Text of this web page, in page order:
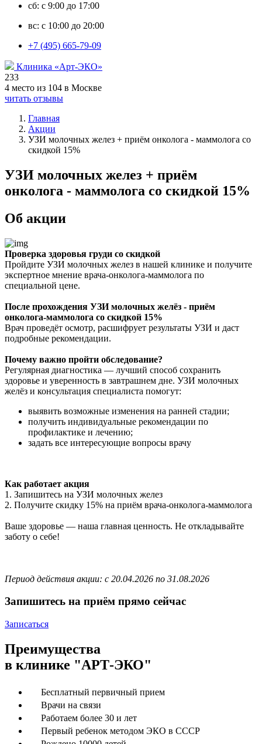
сб: с 9:00 до 17:00
вс: с 10:00 до 20:00
+7 (495) 665-79-09
Клиника «Арт-ЭКО»
233
4 место из 104 в Москве
читать отзывы
Главная
Акции
УЗИ молочных желез + приём онколога - маммолога со
скидкой 15%
УЗИ молочных желез + приём
онколога - маммолога со скидкой 15%
Об акции
Проверка здоровья груди со скидкой
Пройдите УЗИ молочных желез в нашей клинике и получите
экспертное мнение врача-онколога-маммолога по
специальной цене.
После прохождения УЗИ молочных желёз - приём
онколога-маммолога со скидкой 15%
Врач проведёт осмотр, расшифрует результаты УЗИ и даст
подробные рекомендации.
Почему важно пройти обследование?
Регулярная диагностика — лучший способ сохранить
здоровье и уверенность в завтрашнем дне. УЗИ молочных
желёз и консультация специалиста помогут:
выявить возможные изменения на ранней стадии;
получить индивидуальные рекомендации по
профилактике и лечению;
задать все интересующие вопросы врачу
Как работает акция
1. Запишитесь на УЗИ молочных желез
2. Получите скидку 15% на приём врача-онколога-маммолога
Ваше здоровье — наша главная ценность. Не откладывайте
заботу о себе!
Период действия акции: с 20.04.2026 по 31.08.2026
Запишитесь на приём прямо сейчас
Записаться
Преимущества
в клинике "АРТ-ЭКО"
Бесплатный первичный прием
Врачи на связи
Работаем более 30 и лет
Первый ребенок методом ЭКО в СССР